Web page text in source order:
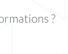
?